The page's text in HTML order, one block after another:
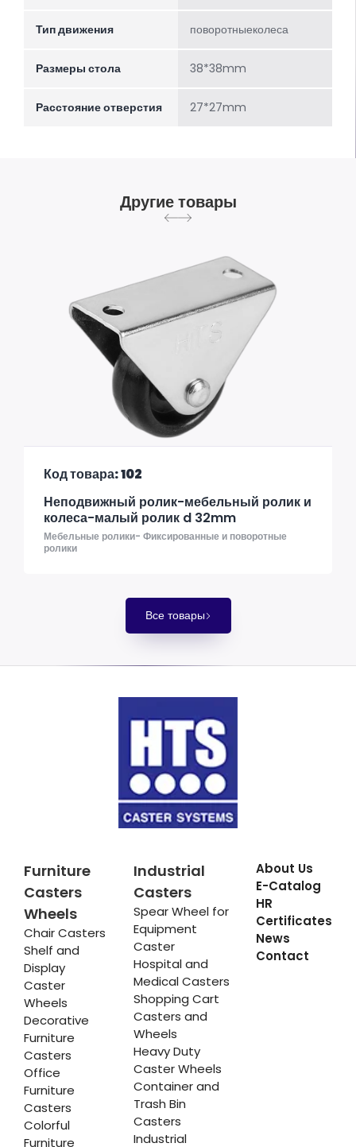
Тип движения поворотныеколеса
Размеры стола 38*38mm
Расстояние отверстия 27*27mm
Другие товары
Код товара: 102
Неподвижный ролик-мебельный ролик и
колеса-малый ролик d 32mm
Мебельные ролики- Фиксированные и поворотные
ролики
Все товары
Furniture
Casters
Wheels
Chair Casters
Shelf and
Display
Caster
Wheels
Decorative
Furniture
Casters
Office
Furniture
Casters
Colorful
Furniture
Industrial
Casters
Spear Wheel for
Equipment
Caster
Hospital and
Medical Casters
Shopping Cart
Casters and
Wheels
Heavy Duty
Caster Wheels
Container and
Trash Bin
Casters
Industrial
About Us
E-Catalog
HR
Certificates
News
Contact